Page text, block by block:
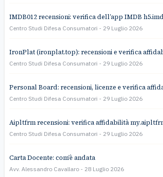
IMDB012 recensioni: verifica dell’app IMDB
Centro Studi Difesa Consumatori 29 Luglio 2026
IronPlat (ironplat.top): recensioni e verifica
Centro Studi Difesa Consumatori 29 Luglio 2026
Personal Board: recensioni, licenze e verifica
Centro Studi Difesa Consumatori 29 Luglio 2026
Aipltfrm recensioni: verifica affidabilità
Centro Studi Difesa Consumatori 29 Luglio 2026
Carta Docente: com’è andata
Avv. Alessandro Cavallaro 28 Luglio 2026